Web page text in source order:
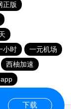
正版
小时
一元机场
西柚加速
下载